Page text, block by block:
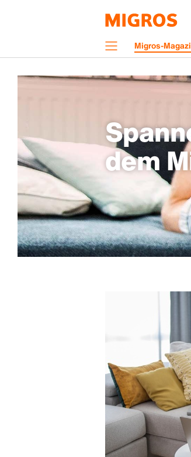
MenüMigros-
dem